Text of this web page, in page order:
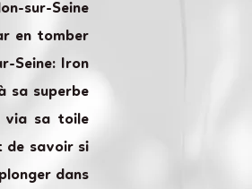
sur-Seine
en tomber
Seine: Iron
sa superbe
via sa toile
de savoir si
dans